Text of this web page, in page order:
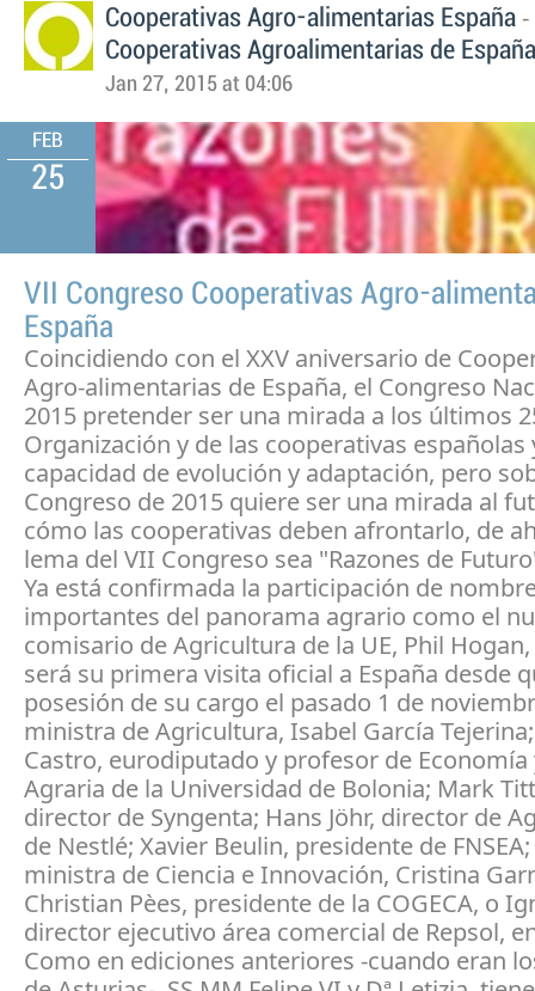
Cooperativas Agro-alimentarias España -
Cooperativas Agroalimentarias de España
Jan 27, 2015 at 04:06
FEB
25
VII Congreso Cooperativas Agro-
España
Coincidiendo con el XXV aniversario de
Agro-alimentarias de España, el Congreso
2015 pretender ser una mirada a los últimos
Organización y de las cooperativas españolas
capacidad de evolución y adaptación, pero
Congreso de 2015 quiere ser una mirada al
cómo las cooperativas deben afrontarlo, de
lema del VII Congreso sea "Razones de
Ya está confirmada la participación de
importantes del panorama agrario como el
comisario de Agricultura de la UE, Phil
será su primera visita oficial a España desde
posesión de su cargo el pasado 1 de
ministra de Agricultura, Isabel García
Castro, eurodiputado y profesor de Economía
Agraria de la Universidad de Bolonia; Mark
director de Syngenta; Hans Jöhr, director de
de Nestlé; Xavier Beulin, presidente de
ministra de Ciencia e Innovación, Cristina
Christian Pèes, presidente de la COGECA, o
director ejecutivo área comercial de Repsol,
Como en ediciones anteriores -cuando eran